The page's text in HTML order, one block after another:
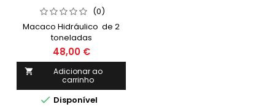
(0)
Macaco Hidráulico de 2
toneladas
48,00 €

Adicionar ao
carrinho
 Disponível